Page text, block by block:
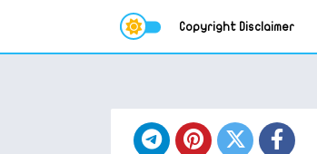
Copyright Disclaimer